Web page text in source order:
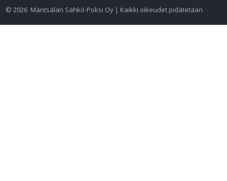
©2026 Mäntsälän Sähkö-Poksi Oy | Kaikki oikeudet pidätetään